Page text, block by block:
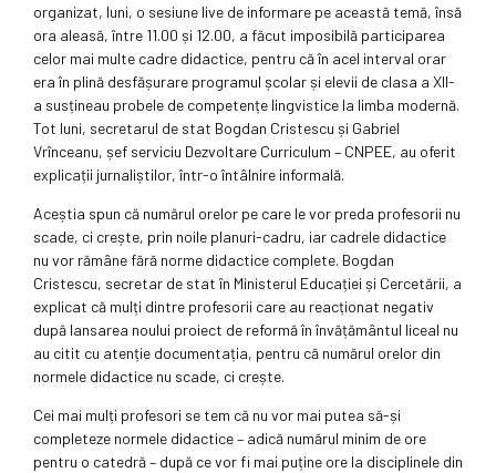
organizat, luni, o sesiune live de informare pe această temă, însă
ora aleasă, între 11.00 și 12.00, a făcut imposibilă participarea
celor mai multe cadre didactice, pentru că în acel interval orar
era în plină desfășurare programul școlar și elevii de clasa a XII-
a susțineau probele de competențe lingvistice la limba modernă.
Tot luni, secretarul de stat Bogdan Cristescu și Gabriel
Vrînceanu, șef serviciu Dezvoltare Curriculum – CNPEE, au oferit
explicații jurnaliștilor, într-o întâlnire informală.
Aceștia spun că numărul orelor pe care le vor preda profesorii nu
scade, ci crește, prin noile planuri-cadru, iar cadrele didactice
nu vor rămâne fără norme didactice complete. Bogdan
Cristescu, secretar de stat în Ministerul Educației și Cercetării, a
explicat că mulți dintre profesorii care au reacționat negativ
după lansarea noului proiect de reformă în învățământul liceal nu
au citit cu atenție documentația, pentru că numărul orelor din
normele didactice nu scade, ci crește.
Cei mai mulți profesori se tem că nu vor mai putea să-și
completeze normele didactice – adică numărul minim de ore
pentru o catedră – după ce vor fi mai puține ore la disciplinele din